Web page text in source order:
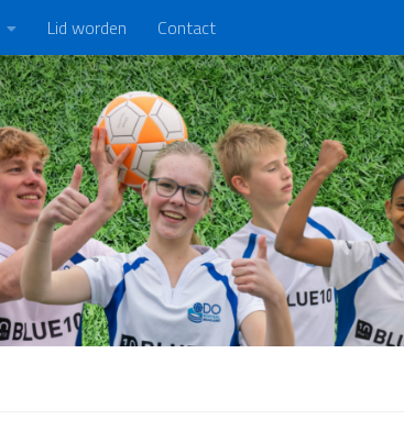
Lid worden Contact